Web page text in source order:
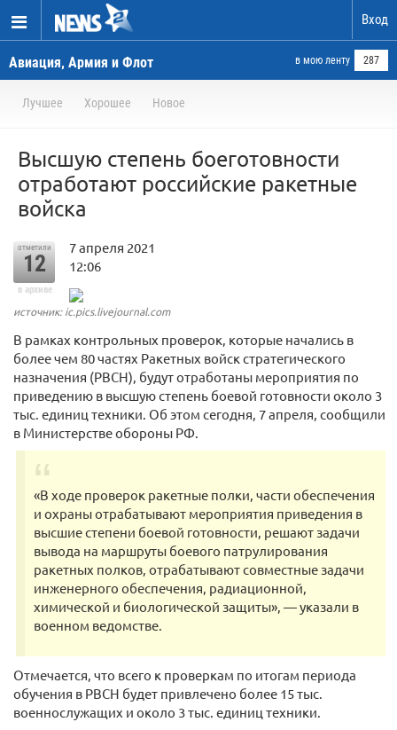
Вход
Авиация, Армия и Флот в мою ленту 287
Лучшее Хорошее Новое
Высшую степень боеготовности
отработают российские ракетные
войска
отметили
12
в архиве
7 апреля 2021
12:06
источник: ic.pics.livejournal.com
В рамках контрольных проверок, которые начались в
более чем 80 частях Ракетных войск стратегического
назначения (РВСН), будут отработаны мероприятия по
приведению в высшую степень боевой готовности около 3
тыс. единиц техники. Об этом сегодня, 7 апреля, сообщили
в Министерстве обороны РФ.
«В ходе проверок ракетные полки, части обеспечения
и охраны отрабатывают мероприятия приведения в
высшие степени боевой готовности, решают задачи
вывода на маршруты боевого патрулирования
ракетных полков, отрабатывают совместные задачи
инженерного обеспечения, радиационной,
химической и биологической защиты», — указали в
военном ведомстве.
Отмечается, что всего к проверкам по итогам периода
обучения в РВСН будет привлечено более 15 тыс.
военнослужащих и около 3 тыс. единиц техники.